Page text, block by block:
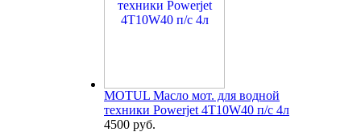
MOTUL Масло мот. для водной
техники Powerjet 4T10W40 п/с 4л
4500 руб.